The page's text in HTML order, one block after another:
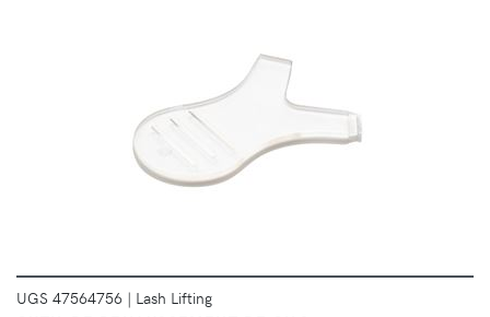
UGS 47564756 | Lash Lifting